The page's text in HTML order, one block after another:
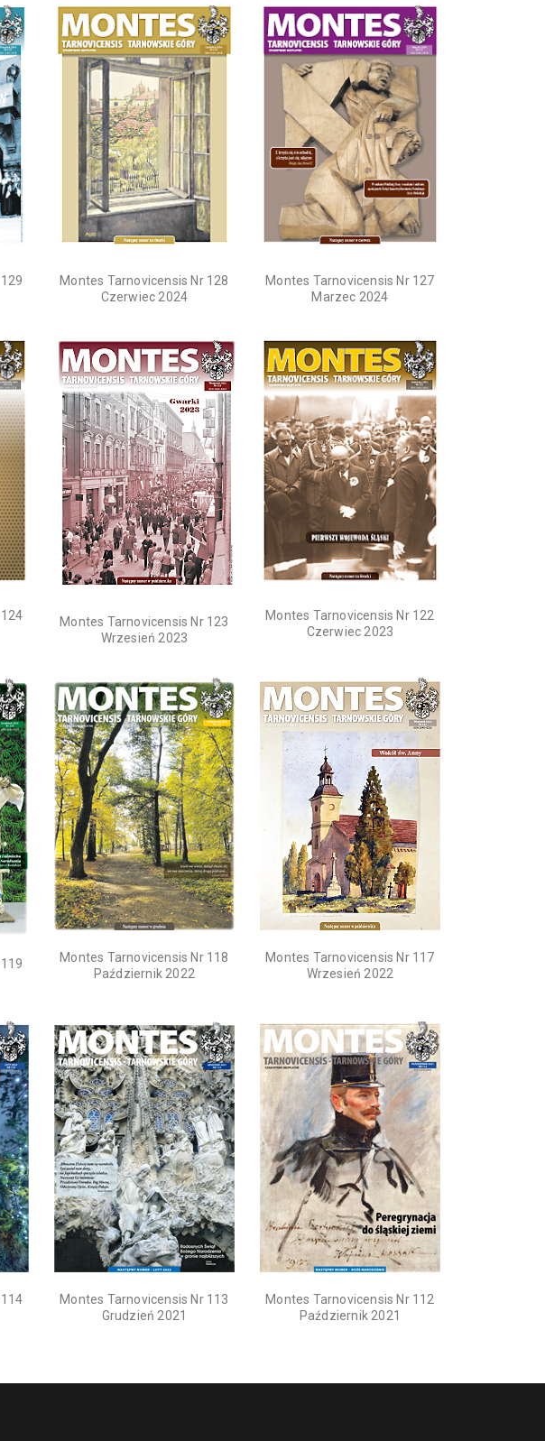
Montes Tarnovicensis Nr 128
Czerwiec 2024
Montes Tarnovicensis Nr 127
Marzec 2024
Montes Tarnovicensis Nr 123
Wrzesień 2023
Montes Tarnovicensis Nr 122
Czerwiec 2023
Montes Tarnovicensis Nr 118
Październik 2022
Montes Tarnovicensis Nr 117
Wrzesień 2022
Montes Tarnovicensis Nr 113
Grudzień 2021
Montes Tarnovicensis Nr 112
Październik 2021